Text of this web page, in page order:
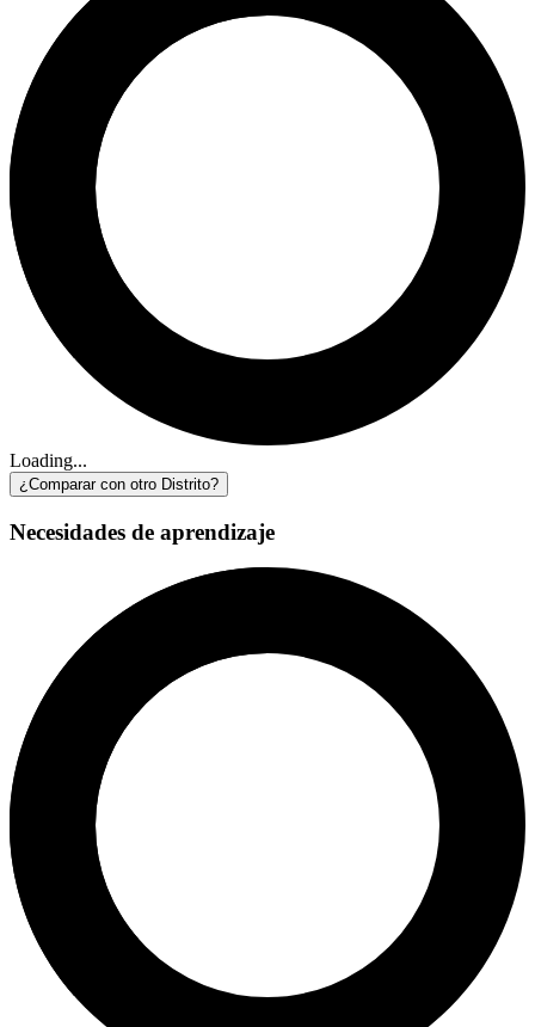
Loading...
¿Comparar con otro Distrito?
Necesidades de aprendizaje